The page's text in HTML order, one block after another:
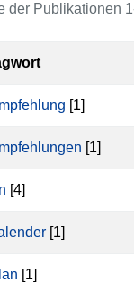
der Publikationen
[1]
[1]
[4]
[1]
[1]